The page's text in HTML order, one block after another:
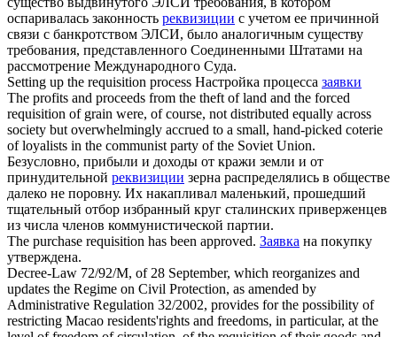
оспаривалась законность реквизиции с учетом ее причинной
связи с банкротством ЭЛСИ, было аналогичным существу
требования, представленного Соединенными Штатами на
рассмотрение Международного Суда.
Setting up the requisition process Настройка процесса заявки
The profits and proceeds from the theft of land and the forced
requisition of grain were, of course, not distributed equally across
society but overwhelmingly accrued to a small, hand-picked coterie
of loyalists in the communist party of the Soviet Union.
Безусловно, прибыли и доходы от кражи земли и от
принудительной реквизиции зерна распределялись в обществе
далеко не поровну. Их накапливал маленький, прошедший
тщательный отбор избранный круг сталинских приверженцев
из числа членов коммунистической партии.
The purchase requisition has been approved. Заявка на покупку
утверждена.
Decree-Law 72/92/M, of 28 September, which reorganizes and
updates the Regime on Civil Protection, as amended by
Administrative Regulation 32/2002, provides for the possibility of
restricting Macao residents'rights and freedoms, in particular, at the